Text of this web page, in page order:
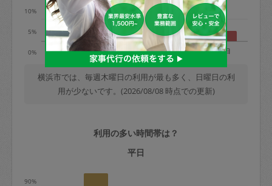
100%
土曜日8時〜実施時間＝依頼金額の100%
＋交通費全額
依頼者不在による当日キャンセル＝依頼
金額の100%＋交通費全額
定期契約をキャンセルする場合、毎週定
期は月2回まで隔週定期は月1回までキャ
0%
5%
10%
月 火 水 木 金 土 日
横浜市では、毎週木曜日の利用が最も多く、日曜日の利
用が少ないです。(2026/08/08 時点での更新)
利用の多い時間帯は？
平日
90%